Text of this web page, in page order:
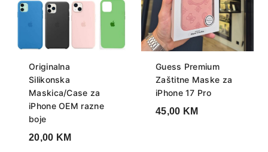
Originalna
Silikonska
Maskica/Case za
iPhone OEM razne
boje
20,00 KM
Guess Premium
Zaštitne Maske za
iPhone 17 Pro
45,00 KM